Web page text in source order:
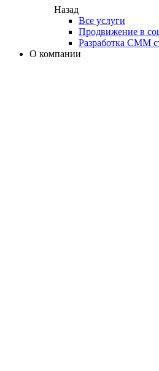
Назад
Все услуги
Продвижение в
Разработка СММ
О компании